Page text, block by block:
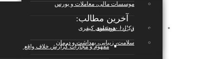
قرارداد هوشمند
موسسات مالی، معاملات و بورس
سلامت، زیبایی، بهداشت و درمان
وکالت در دعاوی کیفری
آخرین مطالب:
مفهوم و مجازات گزارش خلاف واقع
بانک قراردادها